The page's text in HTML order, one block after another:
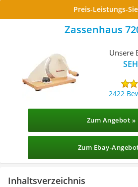
Preis-Leistungs-
Zassenhaus
Unsere
2422
Zum Angebot »
Zum Ebay-
Inhaltsverzeichnis